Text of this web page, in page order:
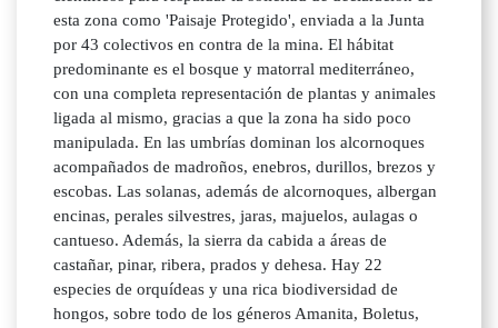
esta zona como 'Paisaje Protegido', enviada a la Junta
por 43 colectivos en contra de la mina. El hábitat
predominante es el bosque y matorral mediterráneo,
con una completa representación de plantas y animales
ligada al mismo, gracias a que la zona ha sido poco
manipulada. En las umbrías dominan los alcornoques
acompañados de madroños, enebros, durillos, brezos y
escobas. Las solanas, además de alcornoques, albergan
encinas, perales silvestres, jaras, majuelos, aulagas o
cantueso. Además, la sierra da cabida a áreas de
castañar, pinar, ribera, prados y dehesa. Hay 22
especies de orquídeas y una rica biodiversidad de
hongos, sobre todo de los géneros Amanita, Boletus,